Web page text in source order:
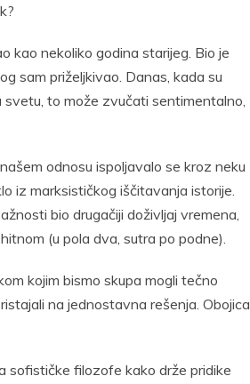
kao nekoliko godina starijeg. Bio je
sam priželjkivao. Danas, kada su
to može zvučati sentimentalno,
odnosu ispoljavalo se kroz neku
iz marksističkog iščitavanja istorije.
bio drugačiji doživljaj vremena,
(u pola dva, sutra po podne).
kojim bismo skupa mogli tečno
na jednostavna rešenja. Obojica
sofističke filozofe kako drže pridike